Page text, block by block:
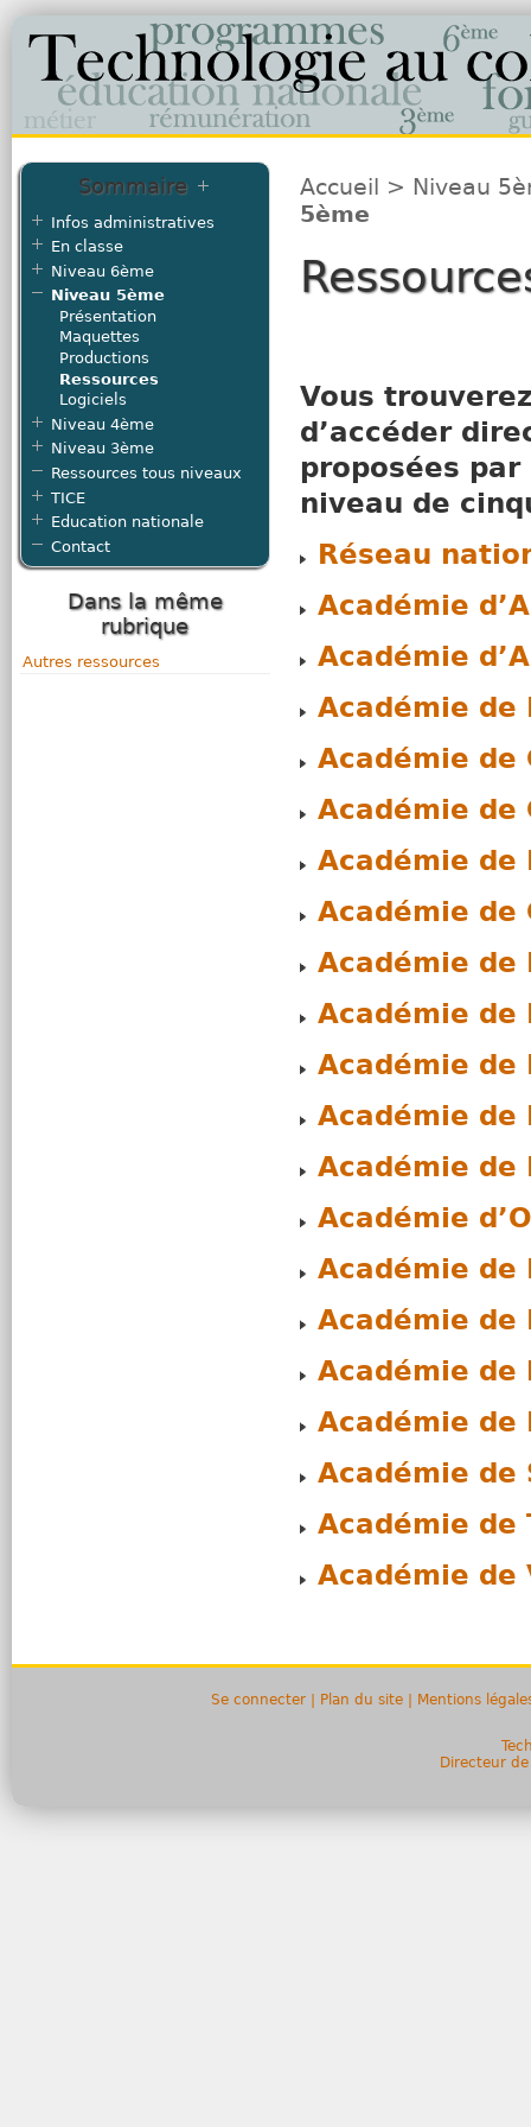
Accueil > Niveau
5ème
Vous
d’accéder
proposées
niveau de
Réseau
Académie
Académie
Académie de
Académie de
Académie de
Académie de
Académie de
Académie de
Académie de
Académie de
Académie de
Académie de
Académie
Académie de
Académie de
Académie de
Académie de
Académie de
Académie de
Académie de
Sommaire
Infos administratives
En classe
Niveau 6ème
Niveau 5ème
Présentation
Maquettes
Productions
Ressources
Logiciels
Niveau 4ème
Niveau 3ème
Ressources tous niveaux
TICE
Education nationale
Contact
Dans la même
rubrique
Autres ressources
Se connecter| Plan du site| Mentions
Directeur